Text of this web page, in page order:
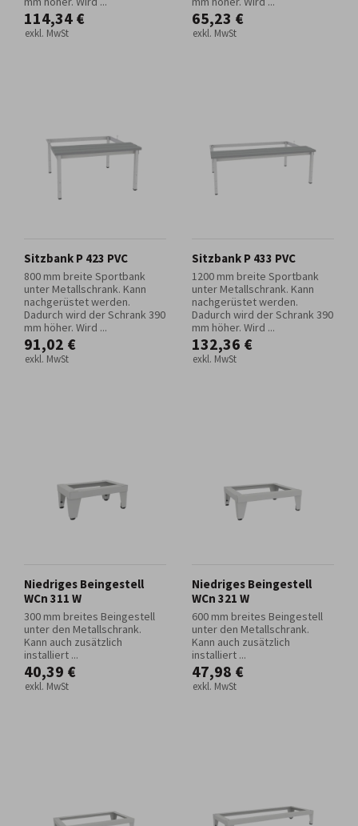
114,34 €
exkl. MwSt
65,23 €
exkl. MwSt
Sitzbank P 423 PVC
800 mm breite Sportbank
unter Metallschrank. Kann
nachgerüstet werden.
Dadurch wird der Schrank 390
mm höher. Wird ...
91,02 €
exkl. MwSt
Sitzbank P 433 PVC
1200 mm breite Sportbank
unter Metallschrank. Kann
nachgerüstet werden.
Dadurch wird der Schrank 390
mm höher. Wird ...
132,36 €
exkl. MwSt
Niedriges Beingestell
WCn 311 W
300 mm breites Beingestell
unter den Metallschrank.
Kann auch zusätzlich
installiert ...
40,39 €
exkl. MwSt
Niedriges Beingestell
WCn 321 W
600 mm breites Beingestell
unter den Metallschrank.
Kann auch zusätzlich
installiert ...
47,98 €
exkl. MwSt